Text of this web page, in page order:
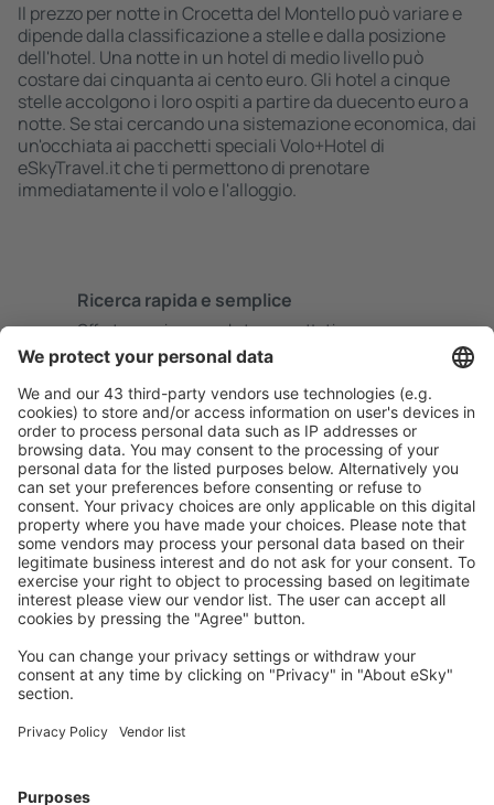
Il prezzo per notte in Crocetta del Montello può variare e
dipende dalla classificazione a stelle e dalla posizione
dell'hotel. Una notte in un hotel di medio livello può
costare dai cinquanta ai cento euro. Gli hotel a cinque
stelle accolgono i loro ospiti a partire da duecento euro a
notte. Se stai cercando una sistemazione economica, dai
un'occhiata ai pacchetti speciali Volo+Hotel di
eSkyTravel.it che ti permettono di prenotare
immediatamente il volo e l'alloggio.
Ricerca rapida e semplice
Offerta su misura per le tue aspettative.
Pianifica in sicurezza
Prenotazione senza pensieri con possibilità di
cancellazione gratuita.
Risparmia di più
Prezzi attraenti e offerte speciali per gli utenti registrati.
L’alloggio che ti piace
Scegli tra oltre 1,3 milioni di strutture: hotel, lodge,
Gli hotel più ricercati dagli utenti eSky